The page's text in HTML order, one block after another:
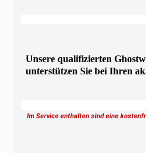
Unsere qualifizierten
unterstützen Sie bei Ihren
Im Service enthalten sind eine